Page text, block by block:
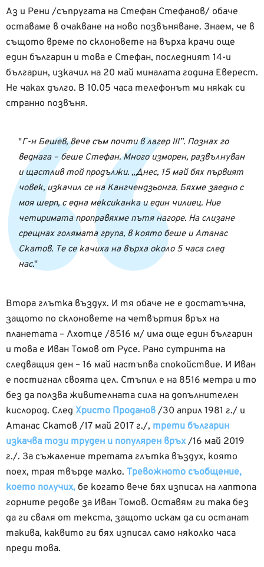
Аз и Рени /съпругата на Стефан Стефанов/ обаче
оставаме в очакване на ново позвъняване. Знаем, че в
същото време по склоновете на върха крачи още
един българин и това е Стефан, последният 14-и
българин, изкачил на 20 май миналата година Еверест.
Не чаках дълго. В 10.05 часа телефонът ми някак си
странно позвъня.
Г-н Бешев, вече съм почти в лагер III”. Познах го
веднага – беше Стефан. Много изморен, развълнуван
и щастлив той продължи. „Днес, 15 май бях първият
човек, изкачил се на Кангчендзьонга. Бяхме заедно с
моя шерп, с една мексиканка и един чилиец. Ние
четиримата проправяхме пътя нагоре. На слизане
срещнах голямата група, в която беше и Атанас
Скатов. Те се качиха на върха около 5 часа след
нас.
Втора глътка въздух. И тя обаче не е достатъчна,
защото по склоновете на четвъртия връх на
планетата – Лхотце /8516 м/ има още един българин
и това е Иван Томов от Русе. Рано сутринта на
следващия ден – 16 май настъпва спокойствие. И Иван
е постигнал своята цел. Стъпил е на 8516 метра и то
без да ползва живителната сила на допълнителен
кислород. След Христо Проданов /30 април 1981 г./ и
Атанас Скатов /17 май 2017 г./, трети българин
изкачва този труден и популярен връх /16 май 2019
г./. За съжаление третата глътка въздух, която
поех, трая твърде малко. Тревожното съобщение,
което получих, бе когато вече бях изписал на лаптопа
горните редове за Иван Томов. Оставям ги така без
да ги сваля от текста, защото искам да си останат
такива, каквито ги бях изписал само няколко часа
преди това.